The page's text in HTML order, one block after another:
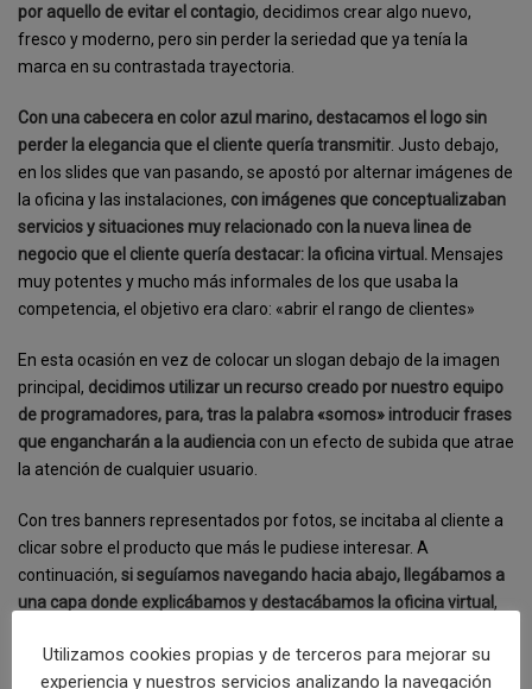
por aquello de evitar el contagio, decidimos crear algo nuevo,
fresco y moderno, pero sin perder la seriedad que ya tenía la
marca en su contrastada trayectoria.
Con una cabecera en color azul marino, destacamos el logo sin
perder la elegancia que el cliente quería transmitir . Justo debajo,
en los slides que van pasando, se apostó por alternar imágenes de
la oficina y las instalaciones, con imágenes que conceptualizaban
servicios y situaciones muy relacionado con la nueva linea de
negocio que el cliente quería destacar: la oficina virtual. Mensajes
muy potentes y mucho más informales de los que usaba la
competencia, el objetivo era claro: «abrir el rango de clientes»
En esta ocasión en vez de colocar un slogan debajo de la imagen
principal, decidimos utilizar un recurso creado por nuestro equipo
de programadores, para, tras la palabra «somos» introducir frases
que engancharán a la audiencia con un efecto de subida que atrae
la atención de cualquier usuario.
Con tres banners representados por fotos, se incitaba al cliente a
clicar sobre el producto que más le pudiese interesar. A
continuación, si seguíamos navegando hacia abajo, llegábamos a
una capa donde explicábamos y destacábamos la oficina virtual,
clientes.
Utilizamos cookies propias y de terceros para mejorar su
experiencia y nuestros servicios analizando la navegación